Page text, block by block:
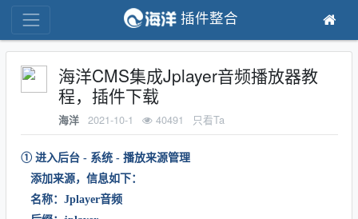
插件整合
海洋CMS集成Jplayer音频播放器教
程，插件下载
海洋 2021-10-1 40491 只看Ta
① 进入后台 - 系统 - 播放来源管理
添加来源，信息如下：
名称：Jplayer音频